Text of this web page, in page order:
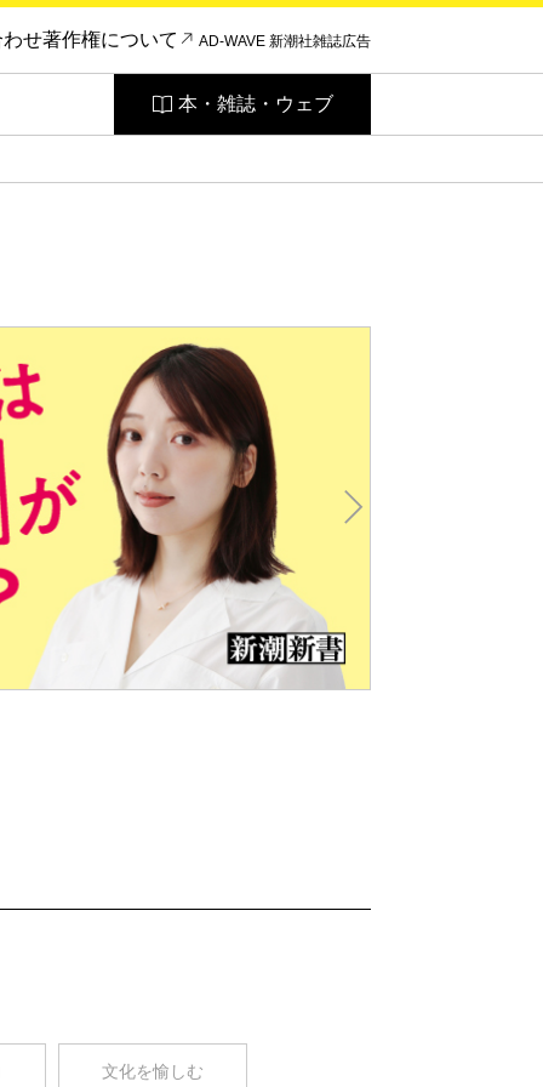
わせ著作権について AD-WAVE 新潮社雑誌広告
本・雑誌・ウェブ
文化を愉しむ